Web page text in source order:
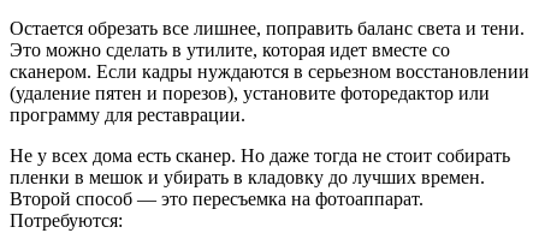
Остается обрезать все лишнее, поправить баланс света и тени.
Это можно сделать в утилите, которая идет вместе со
сканером. Если кадры нуждаются в серьезном восстановлении
(удаление пятен и порезов), установите фоторедактор или
программу для реставрации.
Не у всех дома есть сканер. Но даже тогда не стоит собирать
пленки в мешок и убирать в кладовку до лучших времен.
Второй способ — это пересъемка на фотоаппарат.
Потребуются: